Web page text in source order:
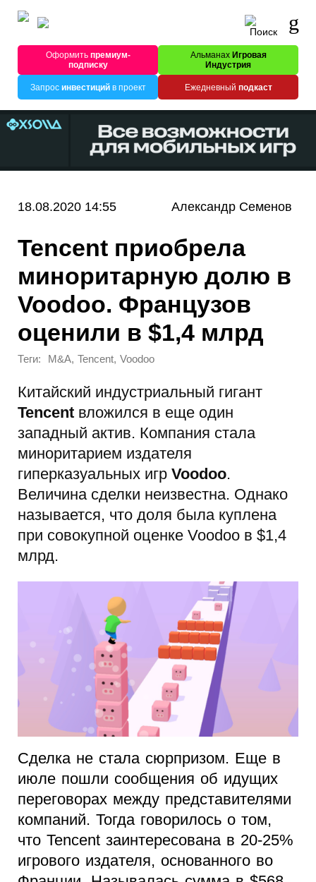
Оформитьпремиум-
подписку
Альманах Игровая
Индустрия
Запрос инвестицийв проект Ежедневный подкаст
18.08.2020 14:55 Александр Семенов
Tencent приобрела
миноритарную долю в
Voodoo. Французов
оценили в $1,4 млрд
Теги: M&A, Tencent, Voodoo
Китайский индустриальный гигант
Tencent вложился в еще один
западный актив. Компания стала
миноритарием издателя
гиперказуальных игр Voodoo.
Величина сделки неизвестна. Однако
называется, что доля была куплена
при совокупной оценке Voodoo в $1,4
млрд.
Сделка не стала сюрпризом. Еще в
июле пошли сообщения об идущих
переговорах между представителями
компаний. Тогда говорилось о том,
что Tencent заинтересована в 20-25%
игрового издателя, основанного во